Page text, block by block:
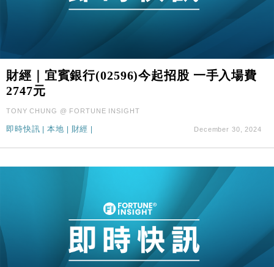
財經｜宜賓銀行(02596)今起招股 一手入場費
2747元
TONY CHUNG @ FORTUNE INSIGHT
即時快訊 |本地 | 財經 | December 30, 2024